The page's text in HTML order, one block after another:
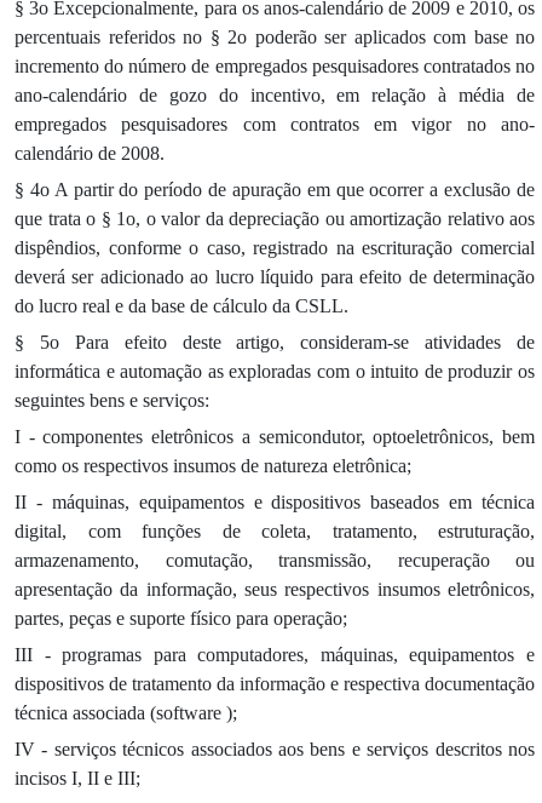
§ 3o Excepcionalmente, para os anos-calendário de 2009 e 2010, os
percentuais referidos no § 2o poderão ser aplicados com base no
incremento do número de empregados pesquisadores contratados no
ano-calendário de gozo do incentivo, em relação à média de
empregados pesquisadores com contratos em vigor no ano-
calendário de 2008.
§ 4o A partir do período de apuração em que ocorrer a exclusão de
que trata o § 1o, o valor da depreciação ou amortização relativo aos
dispêndios, conforme o caso, registrado na escrituração comercial
deverá ser adicionado ao lucro líquido para efeito de determinação
do lucro real e da base de cálculo da CSLL.
§ 5o Para efeito deste artigo, consideram-se atividades de
informática e automação as exploradas com o intuito de produzir os
seguintes bens e serviços:
I - componentes eletrônicos a semicondutor, optoeletrônicos, bem
como os respectivos insumos de natureza eletrônica;
II - máquinas, equipamentos e dispositivos baseados em técnica
digital, com funções de coleta, tratamento, estruturação,
armazenamento, comutação, transmissão, recuperação ou
apresentação da informação, seus respectivos insumos eletrônicos,
partes, peças e suporte físico para operação;
III - programas para computadores, máquinas, equipamentos e
dispositivos de tratamento da informação e respectiva documentação
técnica associada (software );
IV - serviços técnicos associados aos bens e serviços descritos nos
incisos I, II e III;